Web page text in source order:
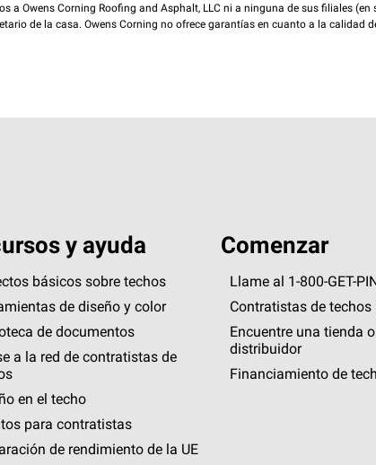
Owens Corning Roofing and Asphalt, LLC ni a ninguna de sus filiales (en
de la casa. Owens Corning no ofrece garantías en cuanto a la calidad
y ayuda
básicos sobre techos
de diseño y color
de documentos
a la red de contratistas de
en el techo
para contratistas
de rendimiento de la UE
Comenzar
Llame al 1-800-GET -
Contratistas de
Encuentre una tienda
distribuidor
Financiamiento de